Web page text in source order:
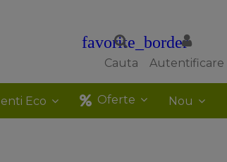
favorite_border
Cauta Autentificare
Eco Oferte Nou